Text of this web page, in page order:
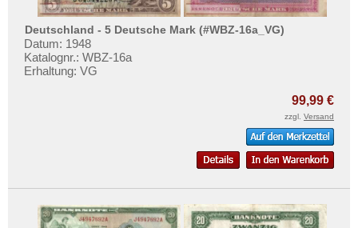
Deutschland - 5 Deutsche Mark (#WBZ-16a_VG)
Datum: 1948
Katalognr.: WBZ-16a
Erhaltung: VG
99,99 €
zzgl. Versand